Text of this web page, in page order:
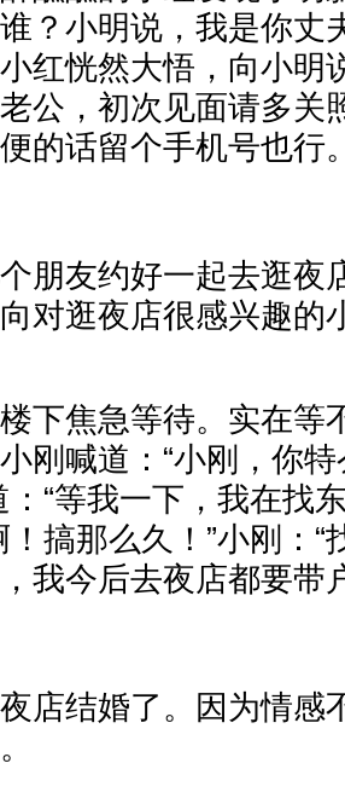
？小明说，我是你丈
红恍然大悟，向小
公，初次见面请多关
的话留个手机号也行
朋友约好一起去逛夜
对逛夜店很感兴趣的
下焦急等待。实在等
刚喊道：“小刚，你
：“等我一下，我在找
！搞那么久！”小刚：
我今后去夜店都要带
店结婚了。因为情感